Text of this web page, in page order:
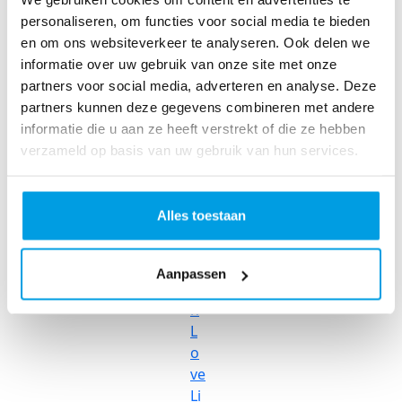
personaliseren, om functies voor social media te bieden
en om ons websiteverkeer te analyseren. Ook delen we
informatie over uw gebruik van onze site met onze
partners voor social media, adverteren en analyse. Deze
partners kunnen deze gegevens combineren met andere
informatie die u aan ze heeft verstrekt of die ze hebben
verzameld op basis van uw gebruik van hun services.
Alles toestaan
Aanpassen
a
n
ce
r
R
ol
le
rc
te
r
R
n
L
o
ve
Li